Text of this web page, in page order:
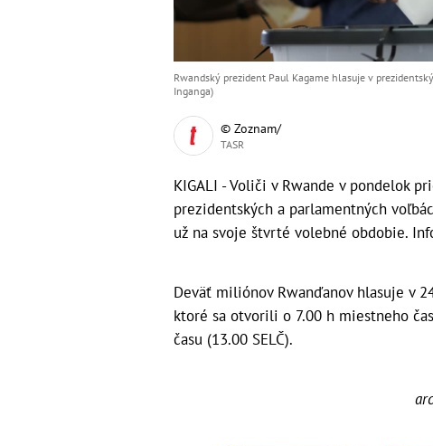
Rwandský prezident Paul Kagame hlasuje v
Inganga)
© Zoznam/
TASR
KIGALI - Voliči v Rwande v pondelok
prezidentských a parlamentných
už na svoje štvrté volebné obdobie.
Deväť miliónov Rwanďanov hlasuje v
ktoré sa otvorili o 7.00 h miestneho
času (13.00 SELČ).